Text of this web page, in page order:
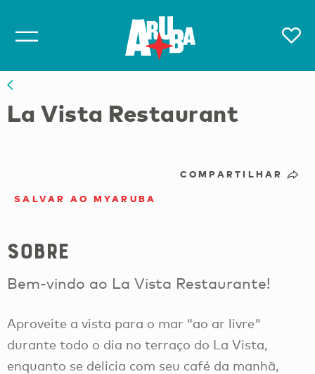
La Vista Restaurant
COMPARTILHAR
SALVAR AO MYARUBA
Sobre
Bem-vindo ao La Vista Restaurante!
Aproveite a vista para o mar “ao ar livre"
durante todo o dia no terraço do La Vista,
enquanto se delicia com seu café da manhã,